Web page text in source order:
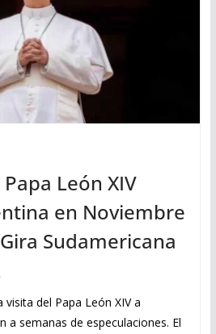
León XIV
en Noviembre
Sudamericana
visita del Papa León XIV a
a semanas de especulaciones. El